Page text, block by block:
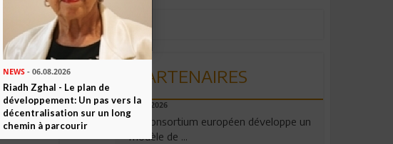
Envoyer
PARTENAIRES
06.08.2026
Un consortium européen développe un
modèle de ...
NEWS- 06.08.2026
Riadh Zghal - Le plan de
développement: Un pas vers la
décentralisation sur un long
chemin à parcourir